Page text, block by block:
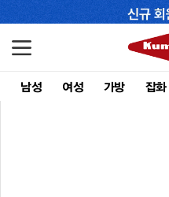
남성 여성 가방 잡화